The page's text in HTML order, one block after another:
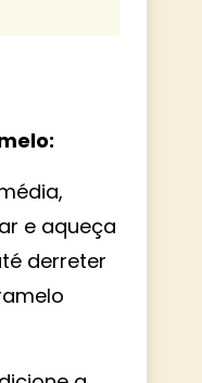
e aqueça
derreter